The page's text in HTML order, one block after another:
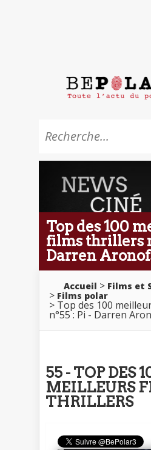
Top des 100
films thrillers
Darren
Accueil
Films et
Films polar
Top des 100
n°55 : Pi - Darren
55 - TOP DES
MEILLEURS
THRILLERS